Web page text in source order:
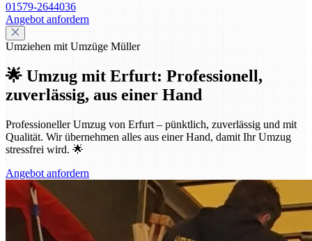
01579-2644036
Angebot anfordern
Umziehen mit Umzüge Müller
🌟 Umzug mit Erfurt: Professionell,
zuverlässig, aus einer Hand
Professioneller Umzug von Erfurt – pünktlich, zuverlässig und mit
Qualität. Wir übernehmen alles aus einer Hand, damit Ihr Umzug
stressfrei wird. 🌟
Angebot anfordern